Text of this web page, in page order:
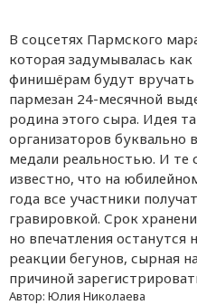
В соцсетях Пармского
которая задумывалась
финишёрам будут
пармезан 24-месячной
родина этого сыра. Идея
организаторов буквально
медали реальностью. И те
известно, что на
года все участники
гравировкой. Срок
но впечатления останутся
реакции бегунов, сырная
причиной
Автор: Юлия Николаева